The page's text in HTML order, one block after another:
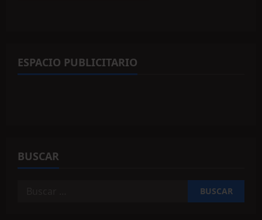
ESPACIO PUBLICITARIO
BUSCAR